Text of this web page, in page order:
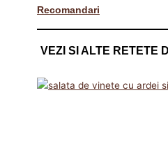
Recomandari
VEZI SI ALTE RETETE